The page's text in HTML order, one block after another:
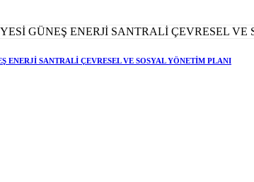
ENERJİ SANTRALİ ÇEVRESEL VE SOSYAL YÖNETİM PLANI